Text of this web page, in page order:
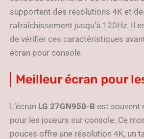
supportent des résolutions 4K et
rafraîchissement jusqu’à 120Hz. Il
de vérifier ces caractéristiques
écran pour console.
Meilleur écran pour
L’écran LG 27GN950-B est souvent
pour les joueurs sur console. Ce
pouces offre une résolution 4K, un